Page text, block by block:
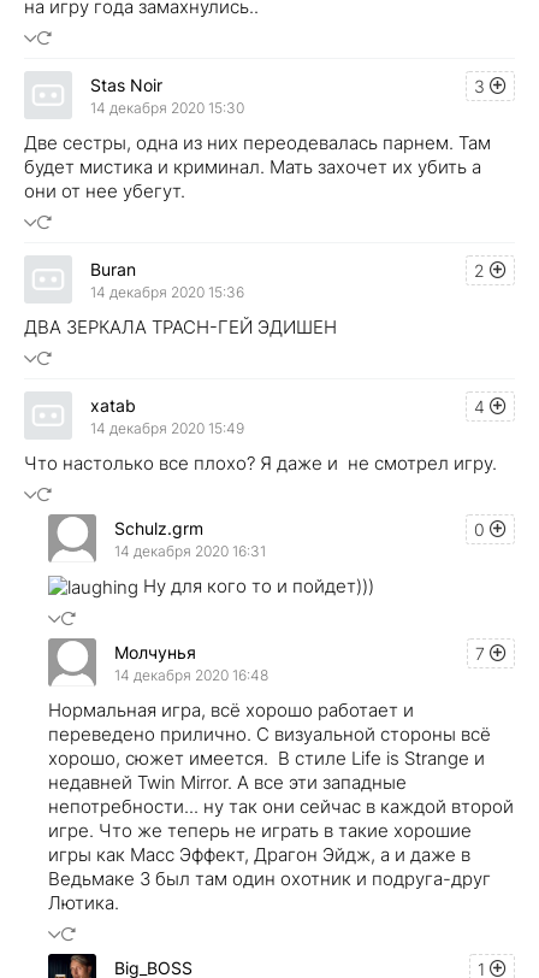
на игру года замахнулись..
3
Stas Noir
14 декабря 2020 15:30
Две сестры, одна из них переодевалась парнем. Там
будет мистика и криминал. Мать захочет их убить а
они от нее убегут.
2
Buran
14 декабря 2020 15:36
ДВА ЗЕРКАЛА ТРАСН-ГЕЙ ЭДИШЕН
4
xatab
14 декабря 2020 15:49
Что настолько все плохо? Я даже и не смотрел игру.
0
Schulz.grm
14 декабря 2020 16:31
Ну для кого то и пойдет)))
7
Молчунья
14 декабря 2020 16:48
Нормальная игра, всё хорошо работает и
переведено прилично. С визуальной стороны всё
хорошо, сюжет имеется. В стиле Life is Strange и
недавней Twin Mirror. А все эти западные
непотребности... ну так они сейчас в каждой второй
игре. Что же теперь не играть в такие хорошие
игры как Масс Эффект, Драгон Эйдж, а и даже в
Ведьмаке 3 был там один охотник и подруга-друг
Лютика.
1
Big_BOSS